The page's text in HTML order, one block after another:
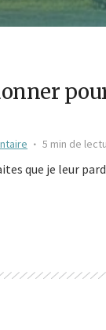
5 min de
que je leur